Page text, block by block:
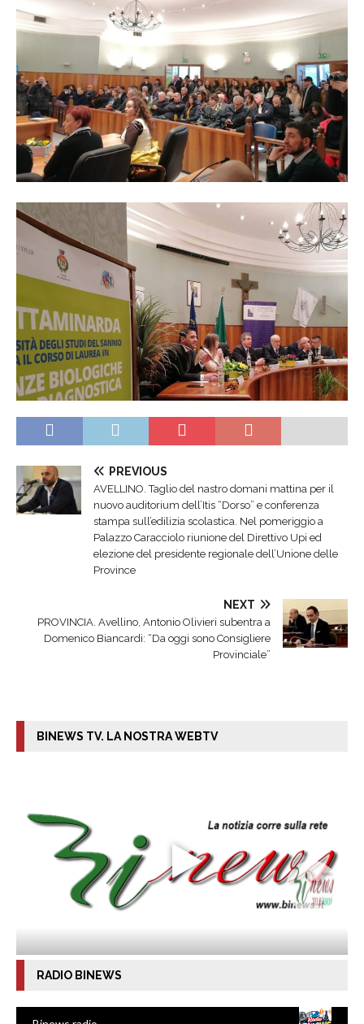
PREVIOUS
AVELLINO. Taglio del nastro domani mattina per il
nuovo auditorium dell’Itis “Dorso” e conferenza
stampa sull’edilizia scolastica. Nel pomeriggio a
Palazzo Caracciolo riunione del Direttivo Upi ed
elezione del presidente regionale dell’Unione delle
Province
NEXT
PROVINCIA. Avellino, Antonio Olivieri subentra a
Domenico Biancardi: “Da oggi sono Consigliere
Provinciale”
BINEWS TV. LA NOSTRA WEBTV
RADIO BINEWS